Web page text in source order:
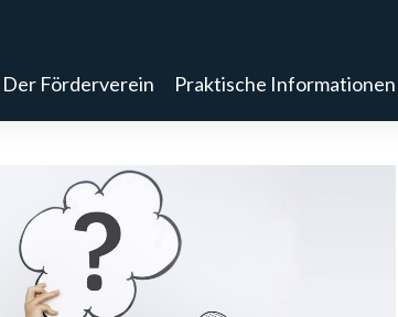
Der Förderverein Praktische Informationen